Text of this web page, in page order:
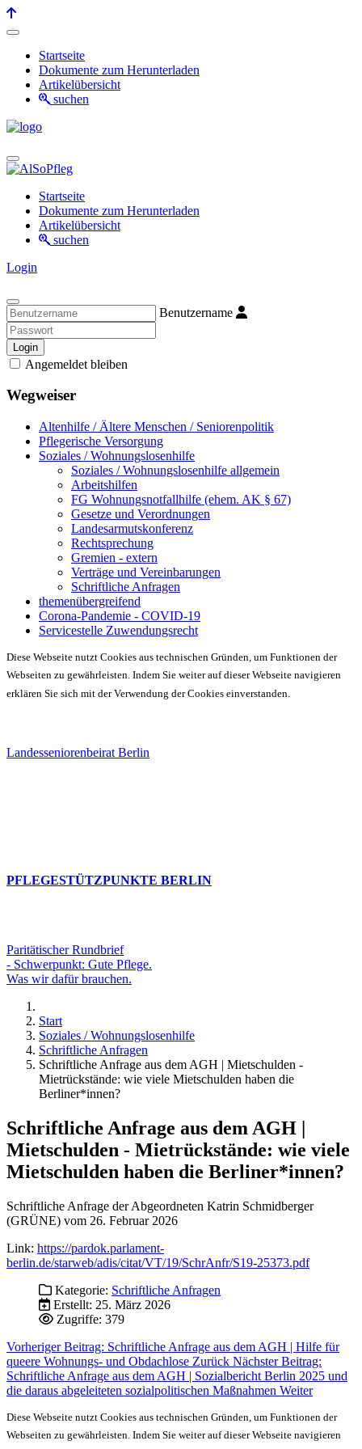
Startseite
Dokumente zum Herunterladen
Artikelübersicht
suchen
Startseite
Dokumente zum Herunterladen
Artikelübersicht
suchen
Login
Benutzername
Login
Angemeldet bleiben
Wegweiser
Altenhilfe / Ältere Menschen / Seniorenpolitik
Pflegerische Versorgung
Soziales / Wohnungslosenhilfe
Soziales / Wohnungslosenhilfe allgemein
Arbeitshilfen
FG Wohnungsnotfallhilfe (ehem. AK § 67)
Gesetze und Verordnungen
Landesarmutskonferenz
Rechtsprechung
Gremien - extern
Verträge und Vereinbarungen
Schriftliche Anfragen
themenübergreifend
Corona-Pandemie - COVID-19
Servicestelle Zuwendungsrecht
Diese Webseite nutzt Cookies aus technischen Gründen, um Funktionen der
Webseiten zu gewährleisten. Indem Sie weiter auf dieser Webseite navigieren
erklären Sie sich mit der Verwendung der Cookies einverstanden.
Landesseniorenbeirat Berlin
PFLEGESTÜTZPUNKTE BERLIN
Paritätischer Rundbrief
- Schwerpunkt: Gute Pflege.
Was wir dafür brauchen.
Start
Soziales / Wohnungslosenhilfe
Schriftliche Anfragen
Schriftliche Anfrage aus dem AGH | Mietschulden -
Mietrückstände: wie viele Mietschulden haben die
Berliner*innen?
Schriftliche Anfrage aus dem AGH |
Mietschulden - Mietrückstände: wie viele
Mietschulden haben die Berliner*innen?
Schriftliche Anfrage der Abgeordneten Katrin Schmidberger
(GRÜNE) vom 26. Februar 2026
Link: https://pardok.parlament-
berlin.de/starweb/adis/citat/VT/19/SchrAnfr/S19-25373.pdf
Kategorie: Schriftliche Anfragen
Erstellt: 25. März 2026
Zugriffe: 379
Vorheriger Beitrag: Schriftliche Anfrage aus dem AGH | Hilfe für
queere Wohnungs- und Obdachlose Zurück Nächster Beitrag:
Schriftliche Anfrage aus dem AGH | Sozialbericht Berlin 2025 und
die daraus abgeleiteten sozialpolitischen Maßnahmen Weiter
Diese Webseite nutzt Cookies aus technischen Gründen, um Funktionen der
Webseiten zu gewährleisten. Indem Sie weiter auf dieser Webseite navigieren